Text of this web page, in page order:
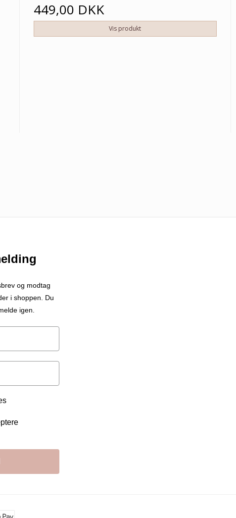
449,00 DKK
Vis produkt
og modtag
i shoppen. Du
igen.